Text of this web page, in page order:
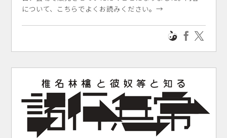
について、こちらでよくお読みください。→